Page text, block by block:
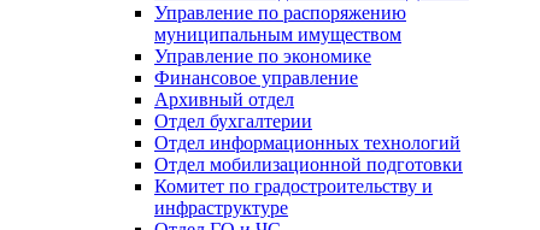
Управление по распоряжению
муниципальным имуществом
Управление по экономике
Финансовое управление
Архивный отдел
Отдел бухгалтерии
Отдел информационных технологий
Отдел мобилизационной подготовки
Комитет по градостроительству и
инфраструктуре